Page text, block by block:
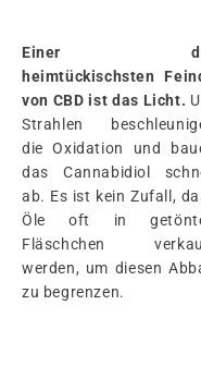
Einer
heimtückischsten
von CBD ist das Licht.
Strahlen
die Oxidation und
das Cannabidiol
ab. Es ist kein Zufall,
Öle oft in
Fläschchen
werden, um diesen
zu begrenzen.